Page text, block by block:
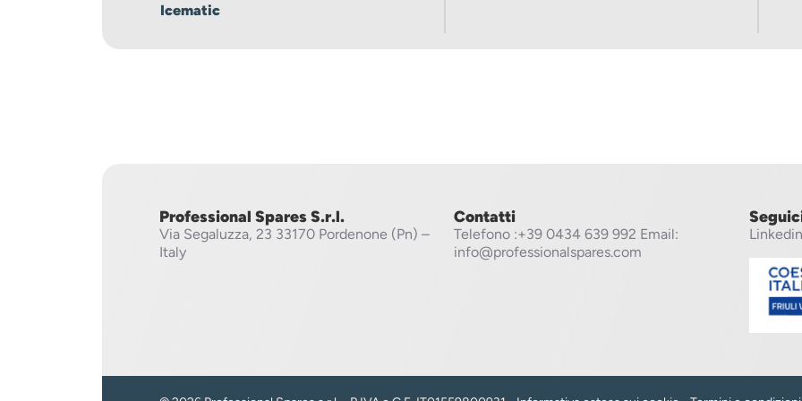
Icematic
Professional Spares S.r.l.
Via Segaluzza, 23 33170 Pordenone (Pn) –
Italy
Contatti
Telefono :+39 0434 639 992 Email:
info@professionalspares.com
Linkedin